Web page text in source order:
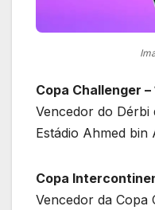
Copa Challenger
Vencedor do Dérbi
Estádio Ahmed bin
Copa
Vencedor da Copa